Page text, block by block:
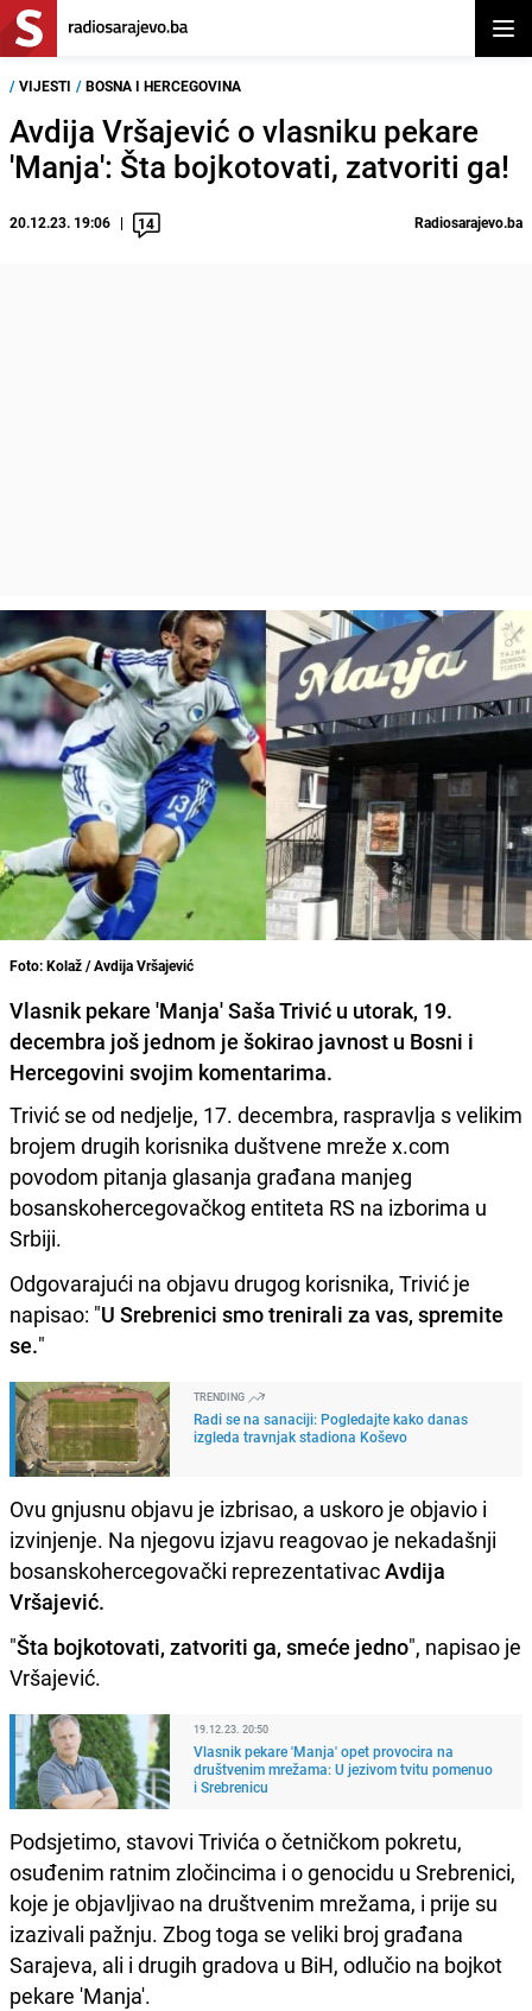
/ VIJESTI / BOSNA I HERCEGOVINA
Avdija Vršajević o vlasniku pekare
'Manja': Šta bojkotovati, zatvoriti ga!
20.12.23. 19:06 14 Radiosarajevo.ba
Foto: Kolaž / Avdija Vršajević
Vlasnik pekare 'Manja' Saša Trivić u utorak, 19.
decembra još jednom je šokirao javnost u Bosni i
Hercegovini svojim komentarima.
Trivić se od nedjelje, 17. decembra, raspravlja s velikim
brojem drugih korisnika duštvene mreže x.com
povodom pitanja glasanja građana manjeg
bosanskohercegovačkog entiteta RS na izborima u
Srbiji.
Odgovarajući na objavu drugog korisnika, Trivić je
napisao: "U Srebrenici smo trenirali za vas, spremite
se."
TRENDING
Radi se na sanaciji: Pogledajte kako danas
izgleda travnjak stadiona Koševo
Ovu gnjusnu objavu je izbrisao, a uskoro je objavio i
izvinjenje. Na njegovu izjavu reagovao je nekadašnji
bosanskohercegovački reprezentativacAvdija
Vršajević.
"Šta bojkotovati, zatvoriti ga, smeće jedno", napisao je
Vršajević.
19.12.23. 20:50
Vlasnik pekare 'Manja' opet provocira na
društvenim mrežama: U jezivom tvitu pomenuo
i Srebrenicu
Podsjetimo, stavovi Trivića o četničkom pokretu,
osuđenim ratnim zločincima i o genocidu u Srebrenici,
koje je objavljivao na društvenim mrežama, i prije su
izazivali pažnju. Zbog toga se veliki broj građana
Sarajeva, ali i drugih gradova u BiH, odlučio na bojkot
pekare 'Manja'.